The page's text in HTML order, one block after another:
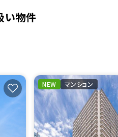
い物件
NEW マンション